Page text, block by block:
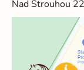
Nad Strouhou